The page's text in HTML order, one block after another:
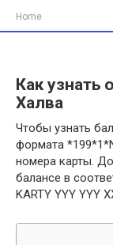
Home
Как узнать
Халва
Чтобы узнать
формата
номера карты.
балансе в
KARTY YYY YYY